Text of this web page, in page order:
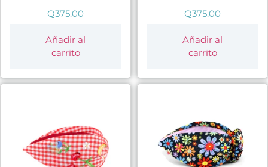
Q375.00
Añadir al
carrito
Q375.00
Añadir al
carrito